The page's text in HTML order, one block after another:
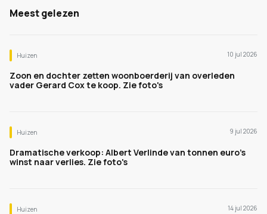
Meest gelezen
Huizen 10 jul 2026
Zoon en dochter zetten woonboerderij van overleden
vader Gerard Cox te koop. Zie foto's
Huizen 9 jul 2026
Dramatische verkoop: Albert Verlinde van tonnen euro's
winst naar verlies. Zie foto's
Huizen 14 jul 2026